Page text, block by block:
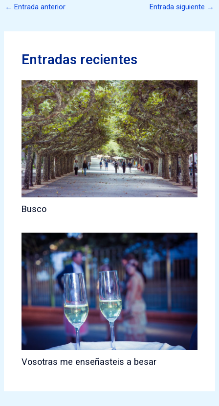
← Entrada anterior Entrada siguiente →
Entradas recientes
Busco
Vosotras me enseñasteis a besar